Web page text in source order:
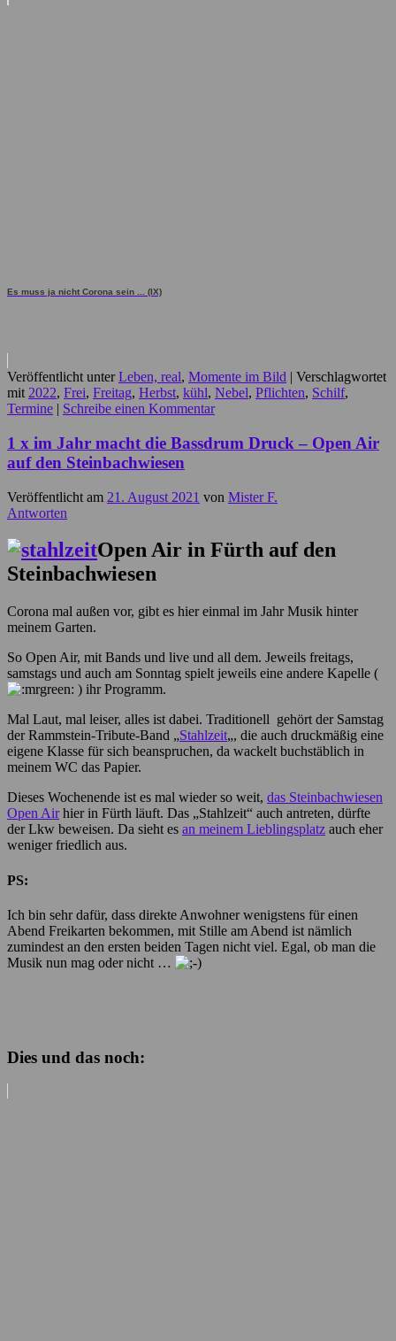
Es muss ja nicht Corona sein ... (IX)
Veröffentlicht unter Leben, real, Momente im Bild | Verschlagwortet
mit 2022, Frei, Freitag, Herbst, kühl, Nebel, Pflichten, Schilf,
Termine | Schreibe einen Kommentar
1 x im Jahr macht die Bassdrum Druck – Open Air
auf den Steinbachwiesen
Veröffentlicht am 21. August 2021 von Mister F.
Antworten
Open Air in Fürth auf den
Steinbachwiesen
Corona mal außen vor, gibt es hier einmal im Jahr Musik hinter
meinem Garten.
So Open Air, mit Bands und live und all dem. Jeweils freitags,
samstags und auch am Sonntag spielt jeweils eine andere Kapelle (
) ihr Programm.
Mal Laut, mal leiser, alles ist dabei. Traditionell gehört der Samstag
der Rammstein-Tribute-Band „Stahlzeit„, die auch druckmäßig eine
eigene Klasse für sich beanspruchen, da wackelt buchstäblich in
meinem WC das Papier.
Dieses Wochenende ist es mal wieder so weit, das Steinbachwiesen
Open Airhier in Fürth läuft. Das „Stahlzeit“ auch antreten, dürfte
der Lkw beweisen. Da sieht es an meinem Lieblingsplatz auch eher
weniger friedlich aus.
PS:
Ich bin sehr dafür, dass direkte Anwohner wenigstens für einen
Abend Freikarten bekommen, mit Stille am Abend ist nämlich
zumindest an den ersten beiden Tagen nicht viel. Egal, ob man die
Musik nun mag oder nicht …
Dies und das noch: